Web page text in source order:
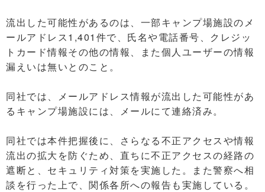
流出した可能性があるのは、一部キャンプ場施設のメ
ールアドレス1,401件で、氏名や電話番号、クレジッ
トカード情報その他の情報、また個人ユーザーの情報
漏えいは無いとのこと。
同社では、メールアドレス情報が流出した可能性があ
るキャンプ場施設には、メールにて連絡済み。
同社では本件把握後に、さらなる不正アクセスや情報
流出の拡大を防ぐため、直ちに不正アクセスの経路の
遮断と、セキュリティ対策を実施した。また警察へ相
談を行った上で、関係各所への報告も実施している。